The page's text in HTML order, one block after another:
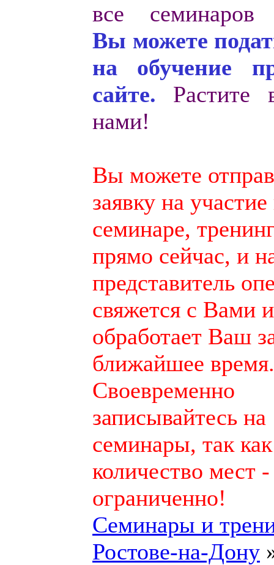
все семинаров
Вы можете
на обучение
сайте. Растите
нами!
Вы можете
заявку на участие
семинаре,
прямо сейчас, и
представитель
свяжется с Вами и
обработает Ваш
ближайшее время.
Своевременно
записывайтесь на
семинары, так как
количество мест -
ограниченно!
Семинары и
Ростове-на-Дону